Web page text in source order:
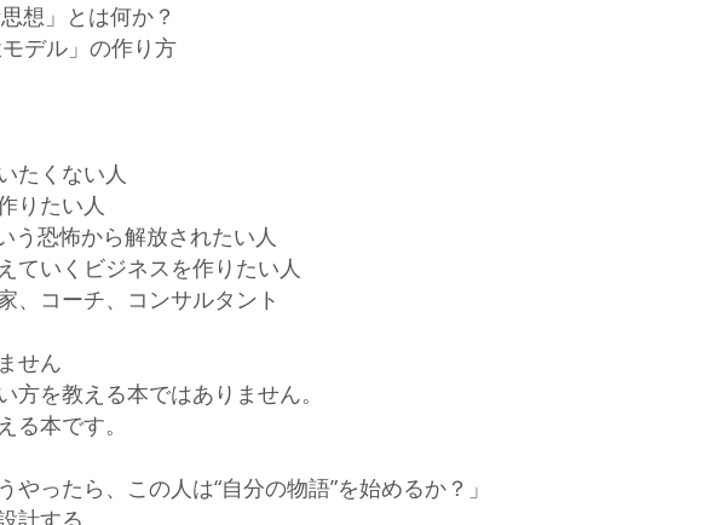
想」とは何か？
デル」の作り方
たくない人
りたい人
う恐怖から解放されたい人
ていくビジネスを作りたい人
、コーチ、コンサルタント
せん
を教える本ではありません。
る本です。
やったら、この人は“自分の物語”を始めるか？」
計する。